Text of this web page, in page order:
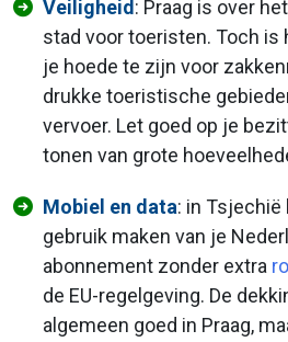
Veiligheid : Praag is over
stad voor toeristen. Toch is
je hoede te zijn voor
drukke toeristische
vervoer. Let goed op je
tonen van grote
Mobiel en data: in Tsjechië
gebruik maken van je
abonnement zonder extra
de EU-regelgeving. De
algemeen goed in Praag,